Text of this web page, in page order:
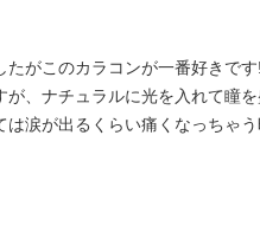
がこのカラコンが一番好きです!
、ナチュラルに光を入れて瞳を
は涙が出るくらい痛くなっちゃ